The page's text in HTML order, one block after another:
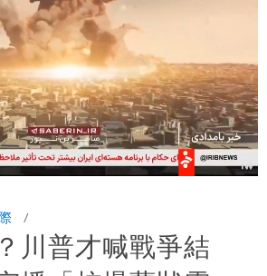
？複訊後揭曉
遭詐10億元 蔡英文：政府
斷當時未被理解
上劍橋大學教授 神鬼級履歷
Loaded:
100.00%
川普才喊戰爭結